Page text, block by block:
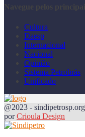
Navegue pelos
Cultura
Daesp
Internacional
Nacional
Opinião
Sistema Petrobrás
Unificado
@2023 -
porCrioula Design